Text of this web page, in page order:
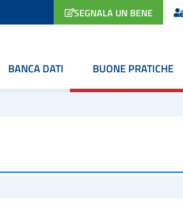
SEGNALA UN BENE
BANCA DATI BUONE PRATICHE